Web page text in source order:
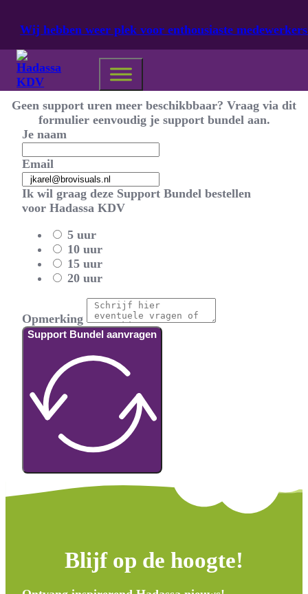
Wij hebben weer plek voor enthousiaste
Geen Support Bundel aanwezig
Geen support uren meer beschikbbaar? Vraag via dit
formulier eenvoudig je support bundel aan.
Je naam
Email
Ik wil graag deze Support Bundel bestellen
voor Hadassa KDV
5 uur
10 uur
15 uur
20 uur
Opmerking
Support Bundel aanvragen
Blijf op de hoogte!